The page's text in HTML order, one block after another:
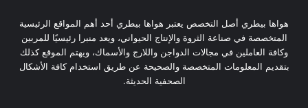
هواها بيطري أصل التخصص يعتبر هواها بيطري أحد أهم المواقع الرئيسية
المتخصصة في صناعة الثروة والإنتاج الحيواني، ويعد منبرا رئيسيًا للمربين
وكافة العاملين في مجالات الدواجن واللارج والأسماك، ويهتم الموقع كذلك
بتقديم المعلومات المتخصصة والصحيحة عن طريق استخدام كافة الأشكال
الصحفية الحديثة.